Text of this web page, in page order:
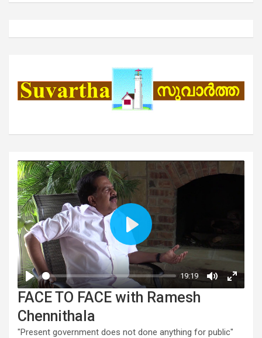
FACE TO FACE with Ramesh
Chennithala
"Present government does not done anything for public"